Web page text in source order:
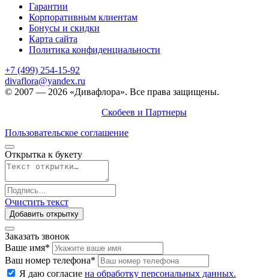
Гарантии
Корпоративным клиентам
Бонусы и скидки
Карта сайта
Политика конфиденциальности
+7 (499) 254-15-92
divaflora@yandex.ru
© 2007 — 2026 «Дивафлора». Все права защищены.
Скобеев и Партнеры
Пользовательское соглашение
Открытка к букету
Очистить текст
Добавить открытку
Заказать звонок
Ваше имя*
Ваш номер телефона*
Я даю согласие на обработку персональных данных.